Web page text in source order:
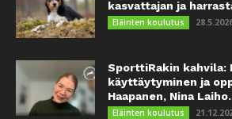
kasvattajan ja
Eläinten koulutus
SporttiRakin kahvila:
käyttäytyminen ja
Haapanen, Nina
Eläinten koulutus